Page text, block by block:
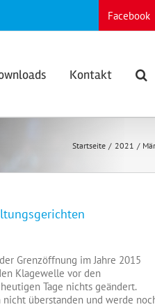
Facebook
Kontakt
Startseite 2021
Grenzöffnung im Jahre 2015
Klagewelle vor den
Tage nichts geändert.
überstanden und werde